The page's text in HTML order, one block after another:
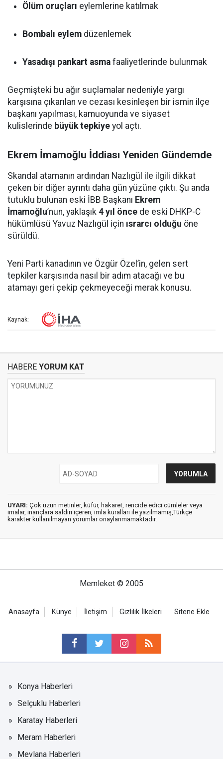
Ölüm oruçları eylemlerine katılmak
Bombalı eylem düzenlemek
Yasadışı pankart asma faaliyetlerinde bulunmak
Geçmişteki bu ağır suçlamalar nedeniyle yargı
karşısına çıkarılan ve cezası kesinleşen bir ismin ilçe
başkanı yapılması, kamuoyunda ve siyaset
kulislerinde büyük tepkiye yol açtı.
Ekrem İmamoğlu İddiası Yeniden Gündemde
Skandal atamanın ardından Nazlıgül ile ilgili dikkat
çeken bir diğer ayrıntı daha gün yüzüne çıktı. Şu anda
tutuklu bulunan eski İBB Başkanı Ekrem
İmamoğlu’nun, yaklaşık 4 yıl önce de eski DHKP-C
hükümlüsü Yavuz Nazlıgül için ısrarcı olduğu öne
sürüldü.
Yeni Parti kanadının ve Özgür Özel’in, gelen sert
tepkiler karşısında nasıl bir adım atacağı ve bu
atamayı geri çekip çekmeyeceği merak konusu.
Kaynak:
HABERE YORUM KAT
UYARI: Çok uzun metinler, küfür, hakaret, rencide edici cümleler veya
imalar, inançlara saldırı içeren, imla kuralları ile yazılmamış,Türkçe
karakter kullanılmayan yorumlar onaylanmamaktadır.
Memleket © 2005
Anasayfa Künye İletişim Gizlilik İlkeleri Sitene Ekle
Konya Haberleri
Selçuklu Haberleri
Karatay Haberleri
Meram Haberleri
Mevlana Haberleri